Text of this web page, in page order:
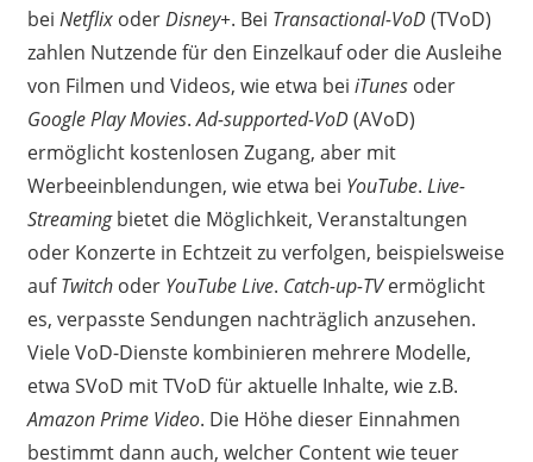
bei NetflixoderDisney+. Bei Transactional-VoD(TVoD)
zahlen Nutzende für den Einzelkauf oder die Ausleihe
von Filmen und Videos, wie etwa bei iTunesoder
Google Play Movies.Ad-supported-VoD(AVoD)
ermöglicht kostenlosen Zugang, aber mit
Werbeeinblendungen, wie etwa bei YouTube. Live-
Streamingbietet die Möglichkeit, Veranstaltungen
oder Konzerte in Echtzeit zu verfolgen, beispielsweise
aufTwitchoder YouTube Live. Catch-up-TVermöglicht
es, verpasste Sendungen nachträglich anzusehen.
Viele VoD-Dienste kombinieren mehrere Modelle,
etwa SVoD mit TVoD für aktuelle Inhalte, wie z.B.
Amazon Prime Video. Die Höhe dieser Einnahmen
bestimmt dann auch, welcher Content wie teuer